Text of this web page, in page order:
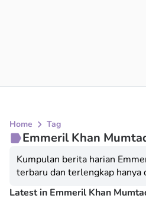
Home Tag
Emmeril Khan
Kumpulan berita harian
terbaru dan terlengkap hanya
Latest in Emmeril Khan